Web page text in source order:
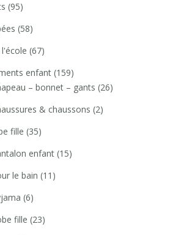
(95)
(58)
(67)
enfant (159)
– bonnet – gants (26)
& chaussons (2)
fille (35)
enfant (15)
le bain (11)
(6)
fille (23)